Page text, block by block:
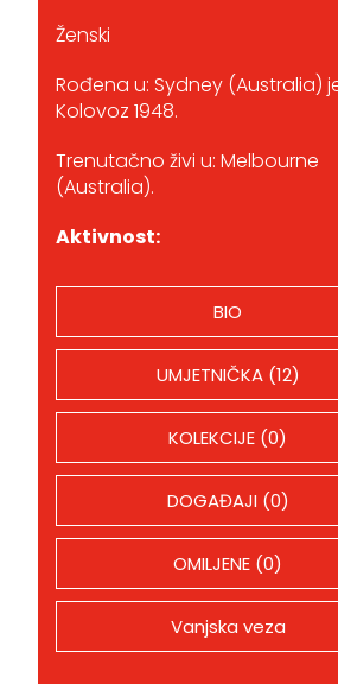
Ženski
Rođena u: Sydney (Australia)
Kolovoz 1948.
Trenutačno živi u: Melbourne
(Australia).
Aktivnost:
BIO
UMJETNIČKA (12)
KOLEKCIJE (0)
DOGAĐAJI (0)
OMILJENE (0)
Vanjska veza